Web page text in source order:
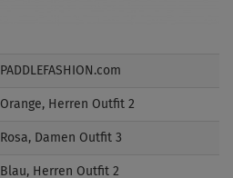
PADDLEFASHION.com
Orange, Herren Outfit 2
Rosa, Damen Outfit 3
Blau, Herren Outfit 2